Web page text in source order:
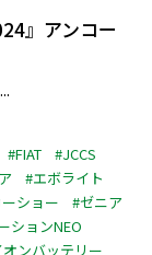
』アンコー
#FIAT
#JCCS
#エボライト
ショー
#ゼニア
ションNEO
ンバッテリー